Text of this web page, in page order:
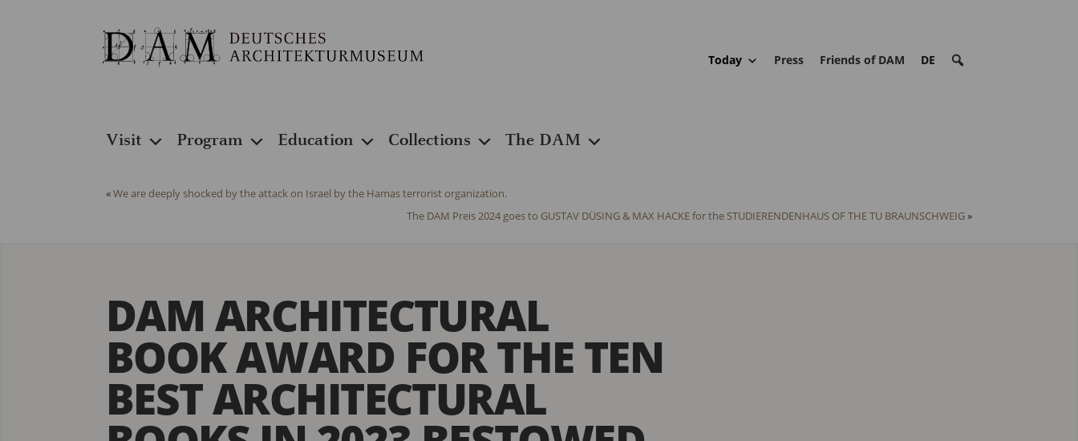
Today Press Friends of DAM DE
Visit Program Education Collections The DAM
«We are deeply shocked by the attack on Israel by the Hamas terrorist organization.
The DAM Preis 2024 goes to GUSTAV DÜSING & MAX HACKE for the STUDIERENDENHAUS OF THE TU BRAUNSCHWEIG»
DAM ARCHITECTURAL
BOOK AWARD FOR THE TEN
BEST ARCHITECTURAL